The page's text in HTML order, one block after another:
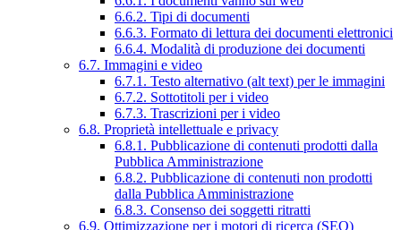
6.6.2. Tipi di documenti
6.6.3. Formato di lettura dei documenti elettronici
6.6.4. Modalità di produzione dei documenti
6.7. Immagini e video
6.7.1. Testo alternativo (alt text) per le immagini
6.7.2. Sottotitoli per i video
6.7.3. Trascrizioni per i video
6.8. Proprietà intellettuale e privacy
6.8.1. Pubblicazione di contenuti prodotti dalla
Pubblica Amministrazione
6.8.2. Pubblicazione di contenuti non prodotti
dalla Pubblica Amministrazione
6.8.3. Consenso dei soggetti ritratti
6.9. Ottimizzazione per i motori di ricerca (SEO)